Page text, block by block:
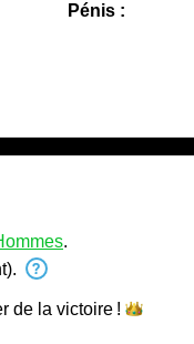
Pénis :
.
de la victoire !